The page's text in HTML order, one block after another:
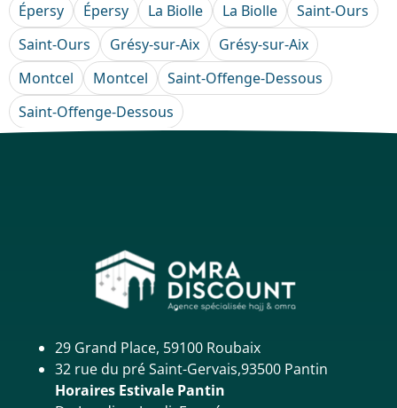
Épersy Épersy La Biolle La Biolle
Saint-Ours
Saint-Ours
Grésy-sur-Aix
Grésy-sur-Aix
Montcel
Montcel
Saint-Offenge-Dessous
Saint-Offenge-Dessous
29 Grand Place, 59100 Roubaix
32 rue du pré Saint-Gervais,93500 Pantin
Horaires Estivale Pantin